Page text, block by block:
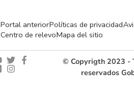
Portal anteriorPolíticas de privacidad
Centro de relevoMapa del sitio
© Copyrigth 2023 -
reservados